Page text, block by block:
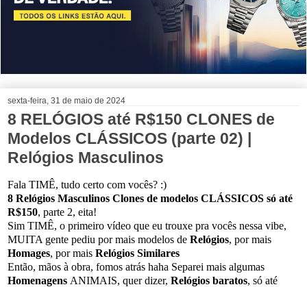
sexta-feira, 31 de maio de 2024
8 RELÓGIOS até R$150 CLONES de
Modelos CLÁSSICOS (parte 02) |
Relógios Masculinos
Fala TIMÊ, tudo certo com vocês? :)
8 Relógios Masculinos Clones de modelos CLÁSSICOS só até
R$150, parte 2, eita!
Sim TIMÊ, o primeiro vídeo que eu trouxe pra vocês nessa vibe,
MUITA gente pediu por mais modelos de Relógios, por mais
Homages, por mais Relógios Similares
Então, mãos à obra, fomos atrás haha Separei mais algumas
Homenagens ANIMAIS, quer dizer, Relógios baratos, só até